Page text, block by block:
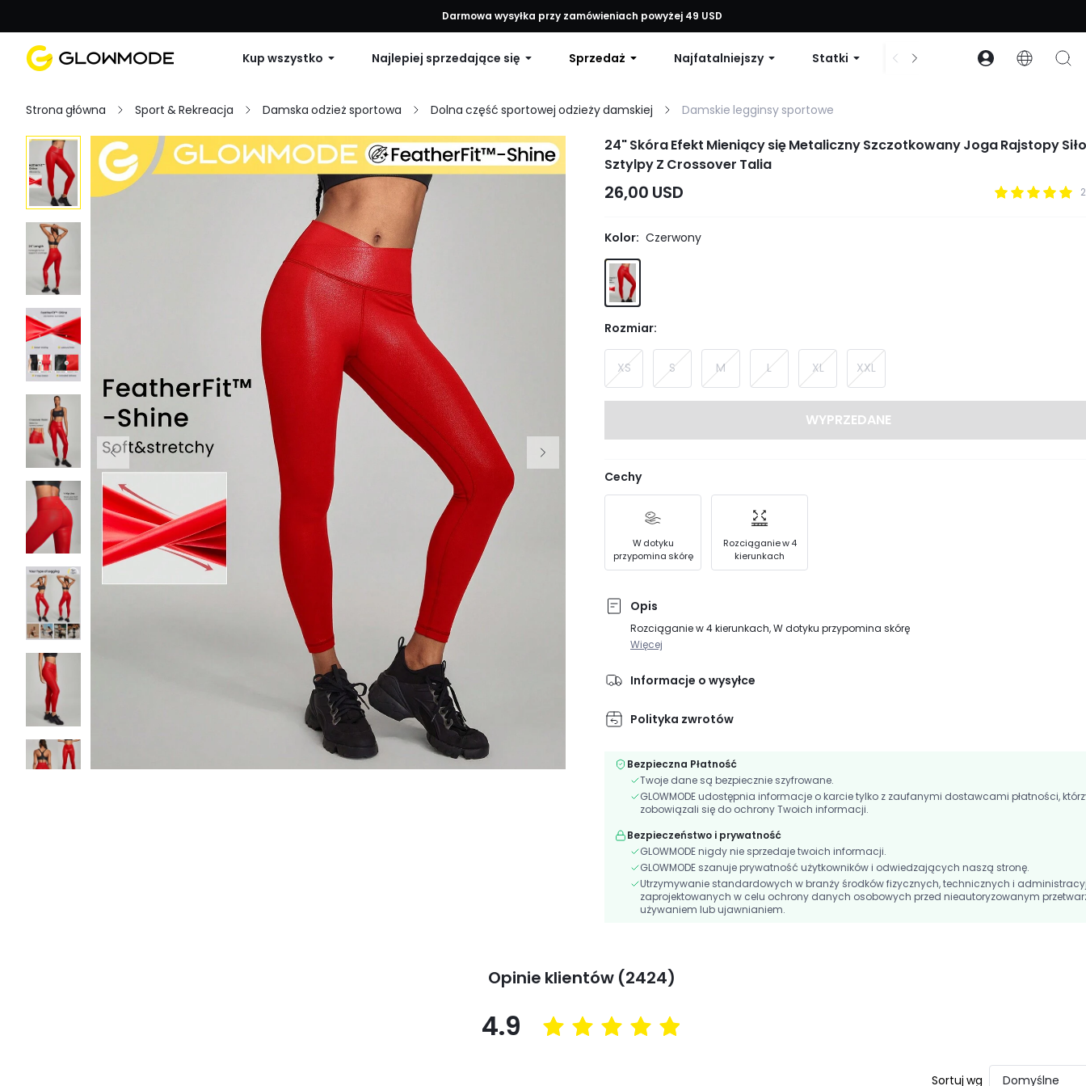
Pierwsze zamówienie: 10% zniżki na każde zamówienie, 12% zniżki na zamówienia powyżej 79 USD lub 15% zniżki na zamówienia powyżej 99 USD | Kod: GLOWNEW
Darmowa wysyłka przy zamówieniach powyżej 49 USD
Kup wszystko Najlepiej sprzedające się Sprzedaż Najfatalniejszy Statki Sukienki i body
Strona główna Sport & Rekreacja Damska odzież sportowa Dolna część sportowej odzieży damskiej Damskie legginsy sportowe
24" Skóra Efekt Mieniący się Metaliczny Szczotkowany Joga Rajstopy
Sztylpy Z Crossover Talia
26,00 USD
Kolor: Czerwony
Rozmiar:
XS S M L XL XXL
WYPRZEDANE
Cechy
W dotyku
przypomina skórę
Rozciąganie w 4
kierunkach
Opis
Rozciąganie w 4 kierunkach, W dotyku przypomina skórę
Więcej
Informacje o wysyłce
Polityka zwrotów
Bezpieczna Płatność
Twoje dane są bezpiecznie szyfrowane.
GLOWMODE udostępnia informacje o karcie tylko z zaufanymi dostawcami płatności,
zobowiązali się do ochrony Twoich informacji.
Bezpieczeństwo i prywatność
GLOWMODE nigdy nie sprzedaje twoich informacji.
GLOWMODE szanuje prywatność użytkowników i odwiedzających naszą stronę.
Utrzymywanie standardowych w branży środków fizycznych, technicznych i
zaprojektowanych w celu ochrony danych osobowych przed nieautoryzowanym
używaniem lub ujawnianiem.
Opinie klientów (2424)
4.9
Sortuj wg Domyślne